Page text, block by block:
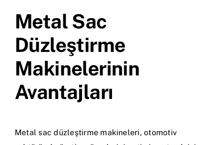
Metal Sac
Düzleştirme
Makinelerinin
Avantajları
Metal sac düzleştirme makineleri, otomotiv